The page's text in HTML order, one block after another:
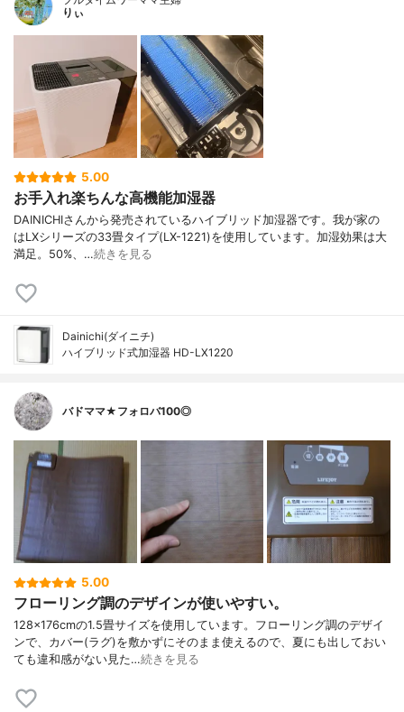
りぃ
5.00
お手入れ楽ちんな高機能加湿器
DAINICHIさんから発売されているハイブリッド加湿器です。我が家の
はLXシリーズの33畳タイプ(LX-1221)を使用しています。加湿効果は大
満足。50%、…続きを見る
Dainichi(ダイニチ)
ハイブリッド式加湿器 HD-LX1220
バドママ★フォロバ100◎
5.00
フローリング調のデザインが使いやすい。
128×176cmの1.5畳サイズを使用しています。フローリング調のデザイ
ンで、カバー(ラグ)を敷かずにそのまま使えるので、夏にも出しておい
ても違和感がない見た…続きを見る